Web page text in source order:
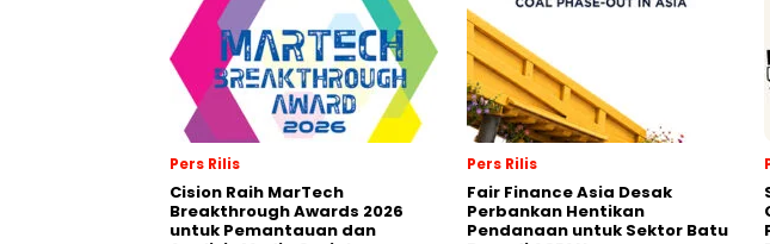
Pers Rilis
Cision Raih MarTech
Breakthrough Awards 2026
untuk Pemantauan dan
Pers Rilis
Fair Finance Asia Desak
Perbankan Hentikan
Pendanaan untuk Sektor Batu